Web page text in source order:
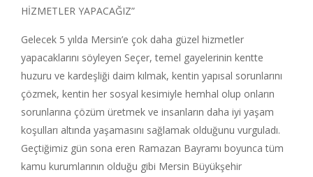
HİZMETLER YAPACAĞIZ”
Gelecek 5 yılda Mersin’e çok daha güzel hizmetler
yapacaklarını söyleyen Seçer, temel gayelerinin kentte
huzuru ve kardeşliği daim kılmak, kentin yapısal sorunlarını
çözmek, kentin her sosyal kesimiyle hemhal olup onların
sorunlarına çözüm üretmek ve insanların daha iyi yaşam
koşulları altında yaşamasını sağlamak olduğunu vurguladı.
Geçtiğimiz gün sona eren Ramazan Bayramı boyunca tüm
kamu kurumlarının olduğu gibi Mersin Büyükşehir